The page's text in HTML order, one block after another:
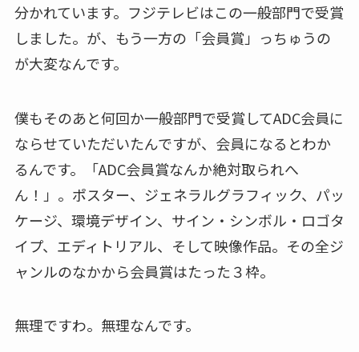
分かれています。フジテレビはこの一般部門で受賞
しました。が、もう一方の「会員賞」っちゅうの
が大変なんです。
僕もそのあと何回か一般部門で受賞してADC会員に
ならせていただいたんですが、会員になるとわか
るんです。「ADC会員賞なんか絶対取られへ
ん！」。ポスター、ジェネラルグラフィック、パッ
ケージ、環境デザイン、サイン・シンボル・ロゴタ
イプ、エディトリアル、そして映像作品。その全ジ
ャンルのなかから会員賞はたった３枠。
無理ですわ。無理なんです。